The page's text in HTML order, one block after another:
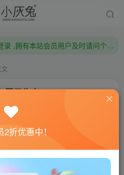
本站已开启QQ微信快速登录 ,拥有本站会员用户及时请问个人中心绑定！
本站已开启QQ微信快速登录 ,拥有本站会员用户及时请问个人中心绑定！
文
僵尸生存
折优惠中！